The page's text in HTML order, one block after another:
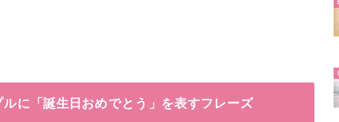
ルに「誕生日おめでとう」を表すフレーズ